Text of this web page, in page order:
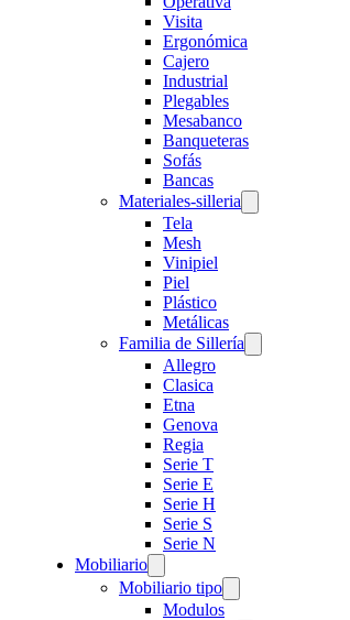
Visita
Ergonómica
Cajero
Industrial
Plegables
Mesabanco
Banqueteras
Sofás
Bancas
Materiales-silleria
Tela
Mesh
Vinipiel
Piel
Plástico
Metálicas
Familia de Sillería
Allegro
Clasica
Etna
Genova
Regia
Serie T
Serie E
Serie H
Serie S
Serie N
Mobiliario
Mobiliario tipo
Modulos